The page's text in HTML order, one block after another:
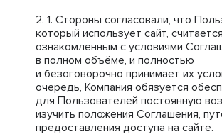
Стороны согласовали, что
который использует сайт, считается
ознакомленным с условиями
в полном объёме, и полностью
и безоговорочно принимает их
очередь, Компания обязуется
для Пользователей постоянную
изучить положения Соглашения,
предоставления доступа на сайте.